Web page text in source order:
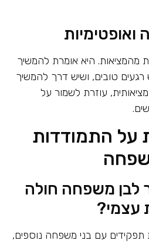
ואופטימיות
מהמציאות. היא אומרת להמשיך
טובים, ושיש דרך להמשיך
עוזרת לשמור על
על התמודדות
לבן משפחה חולה
עצמי?
תפקידים עם בני משפחה נוספים,